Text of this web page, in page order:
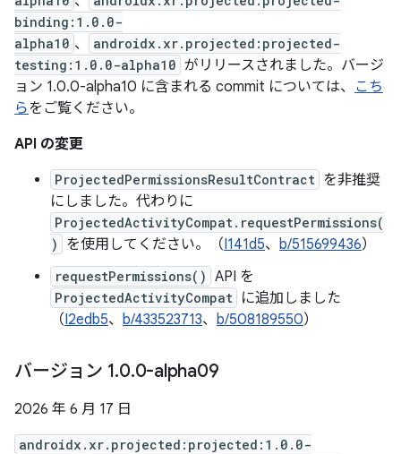
binding:1.0.0-
alpha10 、
androidx.xr.projected:projected-
testing:1.0.0-alpha10 がリリースされました。バージ
ョン 1.0.0-alpha10 に含まれる commit については、 こち
らをご覧ください。
API の変更
ProjectedPermissionsResultContract を非推奨
にしました。代わりに
ProjectedActivityCompat.requestPermissions(
)
を使用してください。（I141d5、 b/515699436）
requestPermissions() API を
ProjectedActivityCompat に追加しました
（I2edb5、 b/433523713、 b/508189550）
バージョン 1.0.0-alpha09
2026 年 6 月 17 日
androidx.xr.projected:projected:1.0.0-